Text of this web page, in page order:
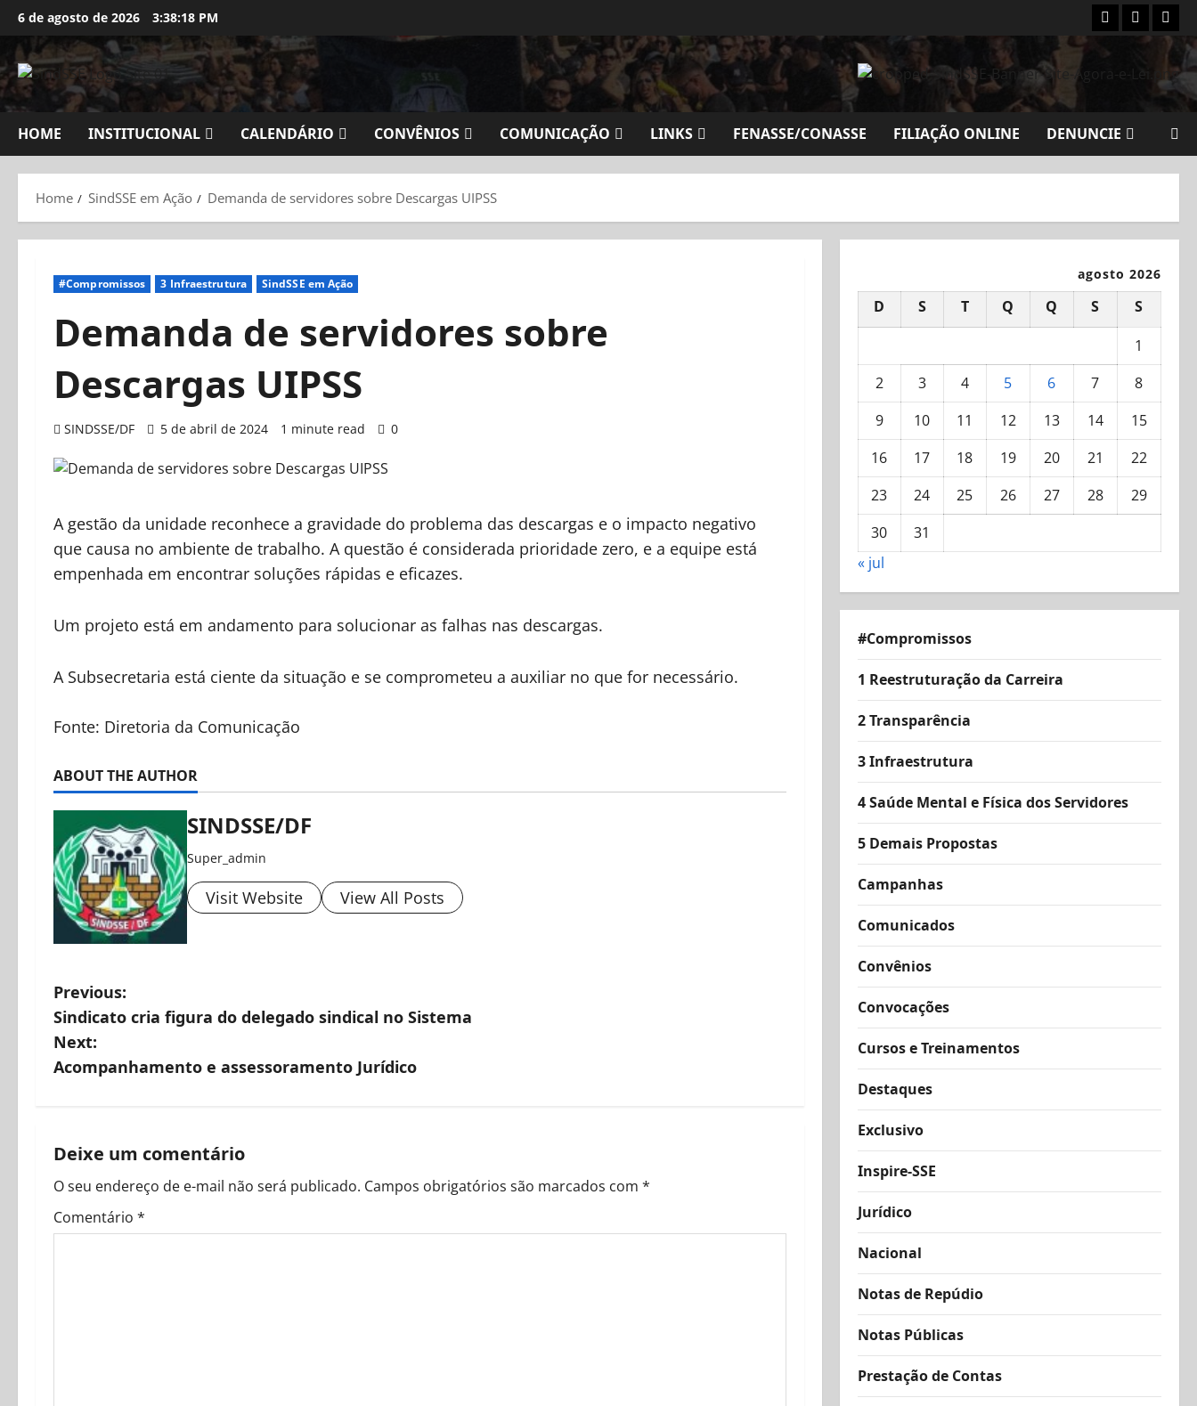
Skip
content
6 de agosto de 2026 3:38:19 PM Instagram
Youtube
HOME INSTITUCIONAL CALENDÁRIO CONVÊNIOS COMUNICAÇÃO LINKS FENASSE/CONASSE FILIAÇÃO ONLINE DENUNCIE
Home SindSSE em Ação Demanda de servidores sobre Descargas UIPSS
#Compromissos 3 Infraestrutura SindSSE em Ação
Demanda de servidores sobre
Descargas UIPSS
SINDSSE/DF 5 de abril de 2024 1 minute read 0
A gestão da unidade reconhece a gravidade do problema das descargas e o impacto negativo
que causa no ambiente de trabalho. A questão é considerada prioridade zero, e a equipe está
empenhada em encontrar soluções rápidas e eficazes.
Um projeto está em andamento para solucionar as falhas nas descargas.
A Subsecretaria está ciente da situação e se comprometeu a auxiliar no que for necessário.
Fonte: Diretoria da Comunicação
ABOUT THE AUTHOR
SINDSSE/DF
Super_admin
Visit Website View All Posts
P
o
s
n
a
v
Previous:
Sindicato cria figura do delegado sindical no Sistema
Next:
Acompanhamento e assessoramento Jurídico
Deixe um comentário
O seu endereço de e-mail não será publicado. Campos obrigatórios são marcados com *
Comentário *
agosto 2026
D S T Q Q S
S
1
2
3 4 5 6 7
8
9
10 11 12 13 14
15
16
17 18 19 20 21
22
23
24 25 26 27 28
29
30
31
« jul
#Compromissos
1 Reestruturação da Carreira
2 Transparência
3 Infraestrutura
4 Saúde Mental e Física dos Servidores
5 Demais Propostas
Campanhas
Comunicados
Convênios
Convocações
Cursos e Treinamentos
Destaques
Exclusivo
Inspire-SSE
Jurídico
Nacional
Notas de Repúdio
Notas Públicas
Prestação de Contas